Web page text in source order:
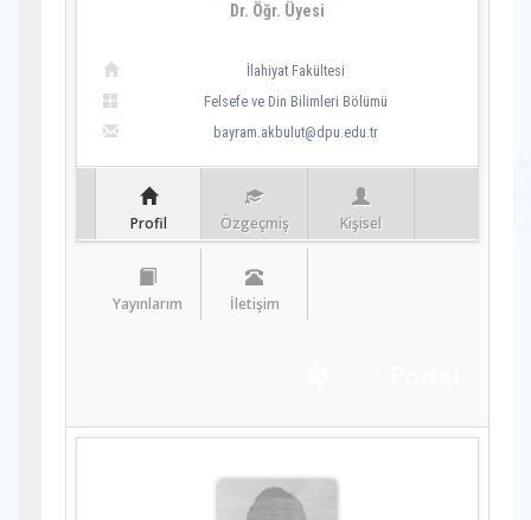
Dr. Öğr. Üyesi
İlahiyat Fakültesi
Felsefe ve Din Bilimleri Bölümü
bayram.akbulut@dpu.edu.tr
Profil Özgeçmiş Kişisel
Yayınlarım İletişim